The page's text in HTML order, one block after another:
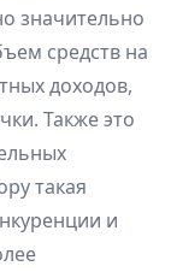
значительно
средств на
доходов,
Также это
такая
и